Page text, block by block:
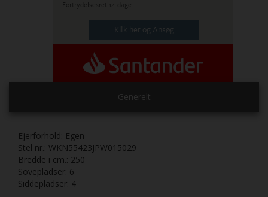
Fortrydelsesret 14 dage.
Klik her og Ansøg
Generelt
Ejerforhold: Egen
Stel nr.: WKN55423JPW015029
Bredde i cm.: 250
Sovepladser: 6
Siddepladser: 4